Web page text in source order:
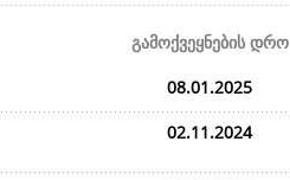
გამოქვეყნების დრო
08.01.2025
02.11.2024